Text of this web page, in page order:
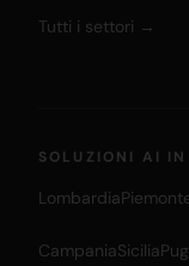
Tutti i settori →
SOLUZIONI AI
Lombardia
CampaniaSicilia